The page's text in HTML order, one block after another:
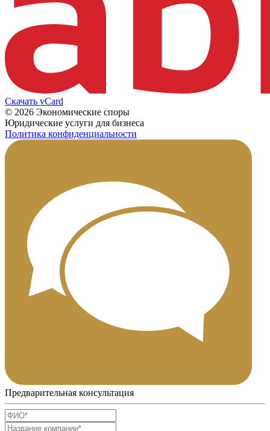
Скачать vCard
© 2026 Экономические споры
Юридические услуги для бизнеса
Политика конфиденциальности
Предварительная консультация